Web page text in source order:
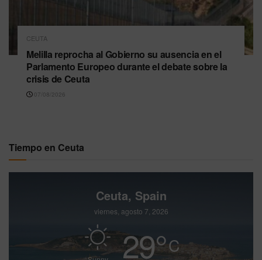
CEUTA
Melilla reprocha al Gobierno su ausencia en el
Parlamento Europeo durante el debate sobre la
crisis de Ceuta
07/08/2026
Tiempo en Ceuta
Ceuta, Spain
viernes, agosto 7, 2026
29°C